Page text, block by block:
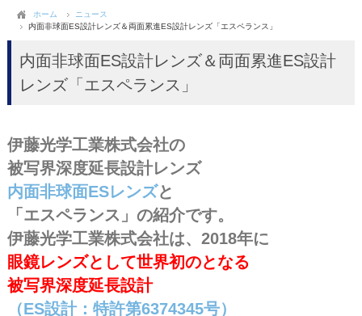
ホーム
ニュース
内面非球面ES設計レンズ＆両面累進ES設計レンズ「エスペランス」
内面非球面ES設計レンズ＆両面累進ES設計
レンズ「エスペランス」
伊藤光学工業株式会社の
被写界深度延長設計レンズ
内面非球面ESレンズと
「エスペランス」の紹介です。
伊藤光学工業株式会社は、2018年に
眼鏡レンズとして世界初のとなる
被写界深度延長設計
（ES設計：特許第6374345号）